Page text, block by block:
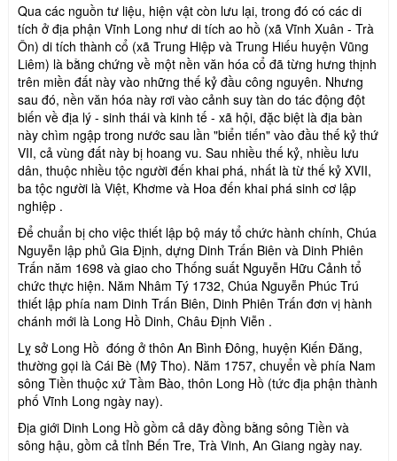
Qua các nguồn tư liệu, hiện vật còn lưu lại, trong đó có các di
tích ở địa phận Vĩnh Long như di tích ao hồ (xã Vĩnh Xuân - Trà
Ôn) di tích thành cổ (xã Trung Hiệp và Trung Hiếu huyện Vũng
Liêm) là bằng chứng về một nền văn hóa cổ đã từng hưng thịnh
trên miền đất này vào những thế kỷ đầu công nguyên. Nhưng
sau đó, nền văn hóa này rơi vào cảnh suy tàn do tác động đột
biến về địa lý - sinh thái và kinh tế - xã hội, đặc biệt là địa bàn
này chìm ngập trong nước sau lần "biển tiến" vào đầu thế kỷ thứ
VII, cả vùng đất này bị hoang vu. Sau nhiều thế kỷ, nhiều lưu
dân, thuộc nhiều tộc người đến khai phá, nhất là từ thế kỷ XVII,
ba tộc người là Việt, Khơme và Hoa đến khai phá sinh cơ lập
nghiệp .
Để chuẩn bị cho việc thiết lập bộ máy tổ chức hành chính, Chúa
Nguyễn lập phủ Gia Định, dựng Dinh Trấn Biên và Dinh Phiên
Trấn năm 1698 và giao cho Thống suất Nguyễn Hữu Cảnh tổ
chức thực hiện. Năm Nhâm Tý 1732, Chúa Nguyễn Phúc Trú
thiết lập phía nam Dinh Trấn Biên, Dinh Phiên Trấn đơn vị hành
chánh mới là Long Hồ Dinh, Châu Định Viễn .
Lỵ sở Long Hồ đóng ở thôn An Bình Đông, huyện Kiến Đăng,
thường gọi là Cái Bè (Mỹ Tho). Năm 1757, chuyển về phía Nam
sông Tiền thuộc xứ Tầm Bào, thôn Long Hồ (tức địa phận thành
phố Vĩnh Long ngày nay).
Địa giới Dinh Long Hồ gồm cả dãy đồng bằng sông Tiền và
sông hậu, gồm cả tỉnh Bến Tre, Trà Vinh, An Giang ngày nay.